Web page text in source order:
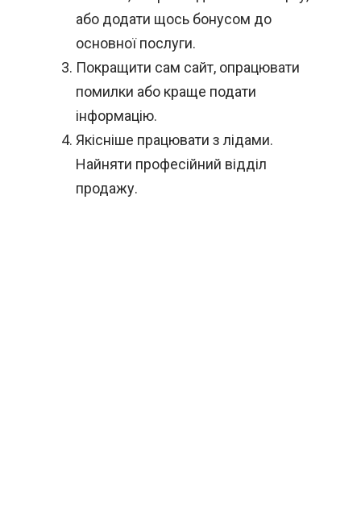
або додати щось бонусом до
основної послуги.
Покращити сам сайт, опрацювати
помилки або краще подати
інформацію.
Якісніше працювати з лідами.
Найняти професійний відділ
продажу.